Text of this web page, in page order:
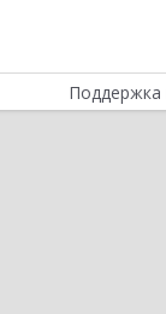
Поддержка